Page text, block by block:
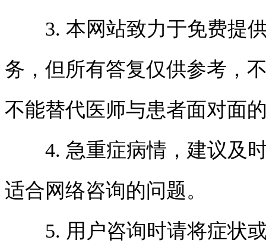
3. 本网站致力于免费提供
务，但所有答复仅供参考，
不能替代医师与患者面对面
4. 急重症病情，建议及时
适合网络咨询的问题。
5. 用户咨询时请将症状或